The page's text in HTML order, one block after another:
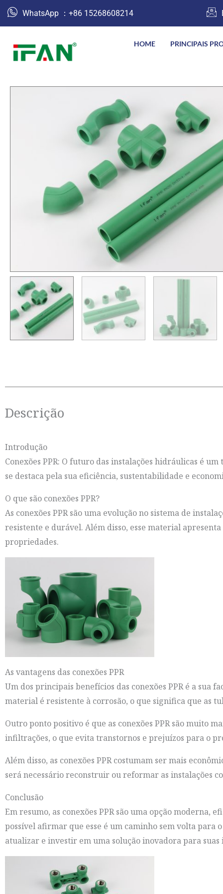
WhatsApp ：+86 15268608214
HOME PRINCIPAIS
Descrição
Introdução
Conexões PPR: O futuro das instalações hidráulicas é
se destaca pela sua eficiência, sustentabilidade e
O que são conexões PPR?
As conexões PPR são uma evolução no sistema de
resistente e durável. Além disso, esse material
propriedades.
As vantagens das conexões PPR
Um dos principais benefícios das conexões PPR é a sua
material é resistente à corrosão, o que significa que as
Outro ponto positivo é que as conexões PPR são muito
infiltrações, o que evita transtornos e prejuízos para o
Além disso, as conexões PPR costumam ser mais
será necessário reconstruir ou reformar as instalações
Conclusão
Em resumo, as conexões PPR são uma opção moderna,
possível afirmar que esse é um caminho sem volta para
atualizar e investir em uma solução inovadora para suas